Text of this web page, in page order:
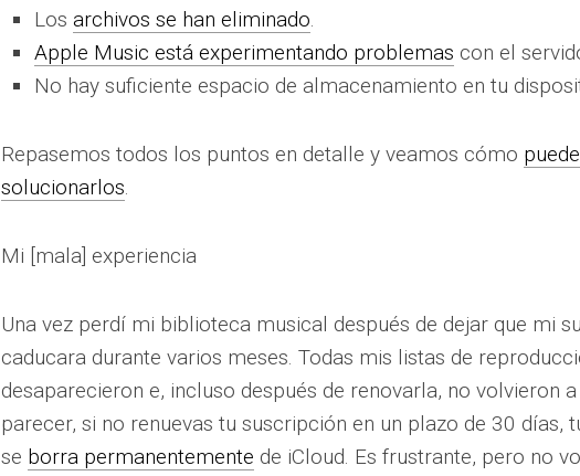
Los archivos se han eliminado.
Apple Music está experimentando problemas con el
No hay suficiente espacio de almacenamiento en tu
Repasemos todos los puntos en detalle y veamos cómo
solucionarlos.
Mi [mala] experiencia
Una vez perdí mi biblioteca musical después de dejar que mi
caducara durante varios meses. Todas mis listas de
desaparecieron e, incluso después de renovarla, no volvieron
parecer, si no renuevas tu suscripción en un plazo de 30 días,
se borra permanentemente de iCloud. Es frustrante, pero no